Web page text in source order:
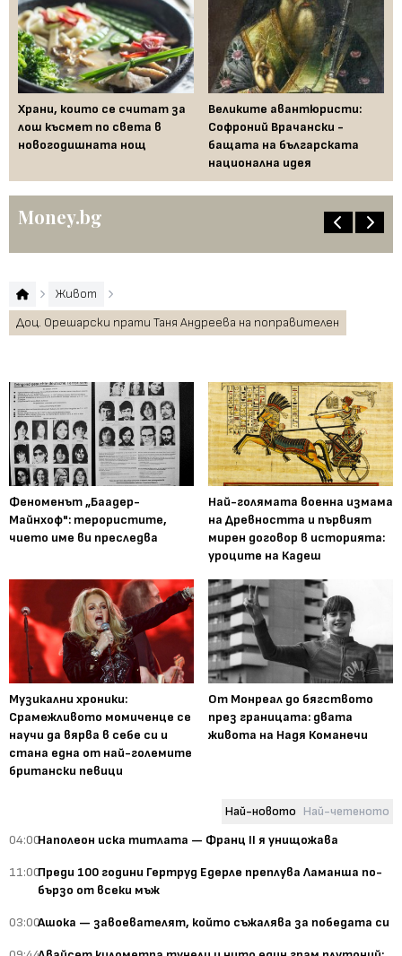
Храни, които се считат за
лош късмет по света в
новогодишната нощ
Великите авантюристи:
Софроний Врачански -
бащата на българската
национална идея
Money.bg
Живот
Доц. Орешарски прати Таня Андреева на поправителен
Феноменът „Баадер-
Майнхоф": терористите,
чието име ви преследва
Най-голямата военна измама
на Древността и първият
мирен договор в историята:
уроците на Кадеш
Музикални хроники:
Срамежливото момиченце се
научи да вярва в себе си и
стана една от най-големите
британски певици
От Монреал до бягството
през границата: двата
живота на Надя Команечи
Най-новото Най-четеното
04:00Наполеон иска титлата — Франц II я унищожава
11:00Преди 100 години Гертруд Едерле преплува Ламанша по-
бързо от всеки мъж
03:00Ашока — завоевателят, който съжалява за победата си